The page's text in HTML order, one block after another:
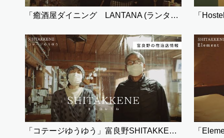
「癒酒屋ダイニング LANTANA (ランタナ)」
「コテージゆうゆう」富良野SHITAKKENE（宿泊） 「